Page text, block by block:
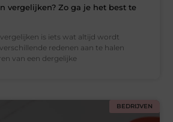
vergelijken? Zo ga je het best te
is iets wat altijd wordt
redenen aan te halen
van een dergelijke
BEDRIJVEN